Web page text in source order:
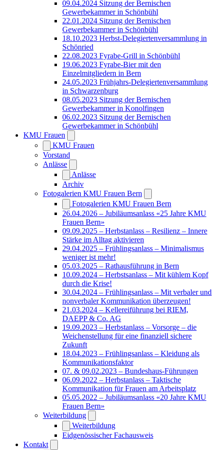
09.04.2024 Sitzung der Bernischen
Gewerbekammer in Schönbühl
22.01.2024 Sitzung der Bernischen
Gewerbekammer in Schönbühl
18.10.2023 Herbst-Delegiertenversammlung in
Schönried
22.08.2023 Fyrabe-Grill in Schönbühl
19.06.2023 Fyrabe-Bier mit den
Einzelmitgliedern in Bern
24.05.2023 Frühjahrs-Delegiertenversammlung
in Schwarzenburg
08.05.2023 Sitzung der Bernischen
Gewerbekammer in Konolfingen
06.02.2023 Sitzung der Bernischen
Gewerbekammer in Schönbühl
KMU Frauen
KMU Frauen
Vorstand
Anlässe
Anlässe
Archiv
Fotogalerien KMU Frauen Bern
Fotogalerien KMU Frauen Bern
26.04.2026 – Jubiläumsanlass «25 Jahre KMU
Frauen Bern»
09.09.2025 – Herbstanlass – Resilienz – Innere
Stärke im Alltag aktivieren
29.04.2025 – Frühlingsanlass – Minimalismus
weniger ist mehr!
05.03.2025 – Rathausführung in Bern
10.09.2024 – Herbstsanlass – Mit kühlem Kopf
durch die Krise!
30.04.2024 – Frühlingsanlass – Mit verbaler und
nonverbaler Kommunikation überzeugen!
21.03.2024 – Kellereiführung bei RIEM,
DAEPP & Co. AG
19.09.2023 – Herbstanlass – Vorsorge – die
Weichenstellung für eine finanziell sichere
Zukunft
18.04.2023 – Frühlingsanlass – Kleidung als
Kommunikationsfaktor
07. & 09.02.2023 – Bundeshaus-Führungen
06.09.2022 – Herbstanlass – Taktische
Kommunikation für Frauen am Arbeitsplatz
05.05.2022 – Jubiläumsanlass «20 Jahre KMU
Frauen Bern»
Weiterbildung
Weiterbildung
Eidgenössischer Fachausweis
Kontakt